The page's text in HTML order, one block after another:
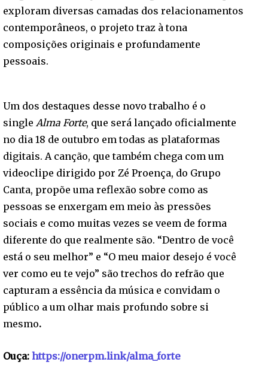
exploram diversas camadas dos relacionamentos
contemporâneos, o projeto traz à tona
composições originais e profundamente
pessoais.
Um dos destaques desse novo trabalho é o
single Alma Forte, que será lançado oficialmente
no dia 18 de outubro em todas as plataformas
digitais. A canção, que também chega com um
videoclipe dirigido por Zé Proença, do Grupo
Canta, propõe uma reflexão sobre como as
pessoas se enxergam em meio às pressões
sociais e como muitas vezes se veem de forma
diferente do que realmente são. “Dentro de você
está o seu melhor” e “O meu maior desejo é você
ver como eu te vejo” são trechos do refrão que
capturam a essência da música e convidam o
público a um olhar mais profundo sobre si
mesmo.
Ouça: https://onerpm.link/alma_forte